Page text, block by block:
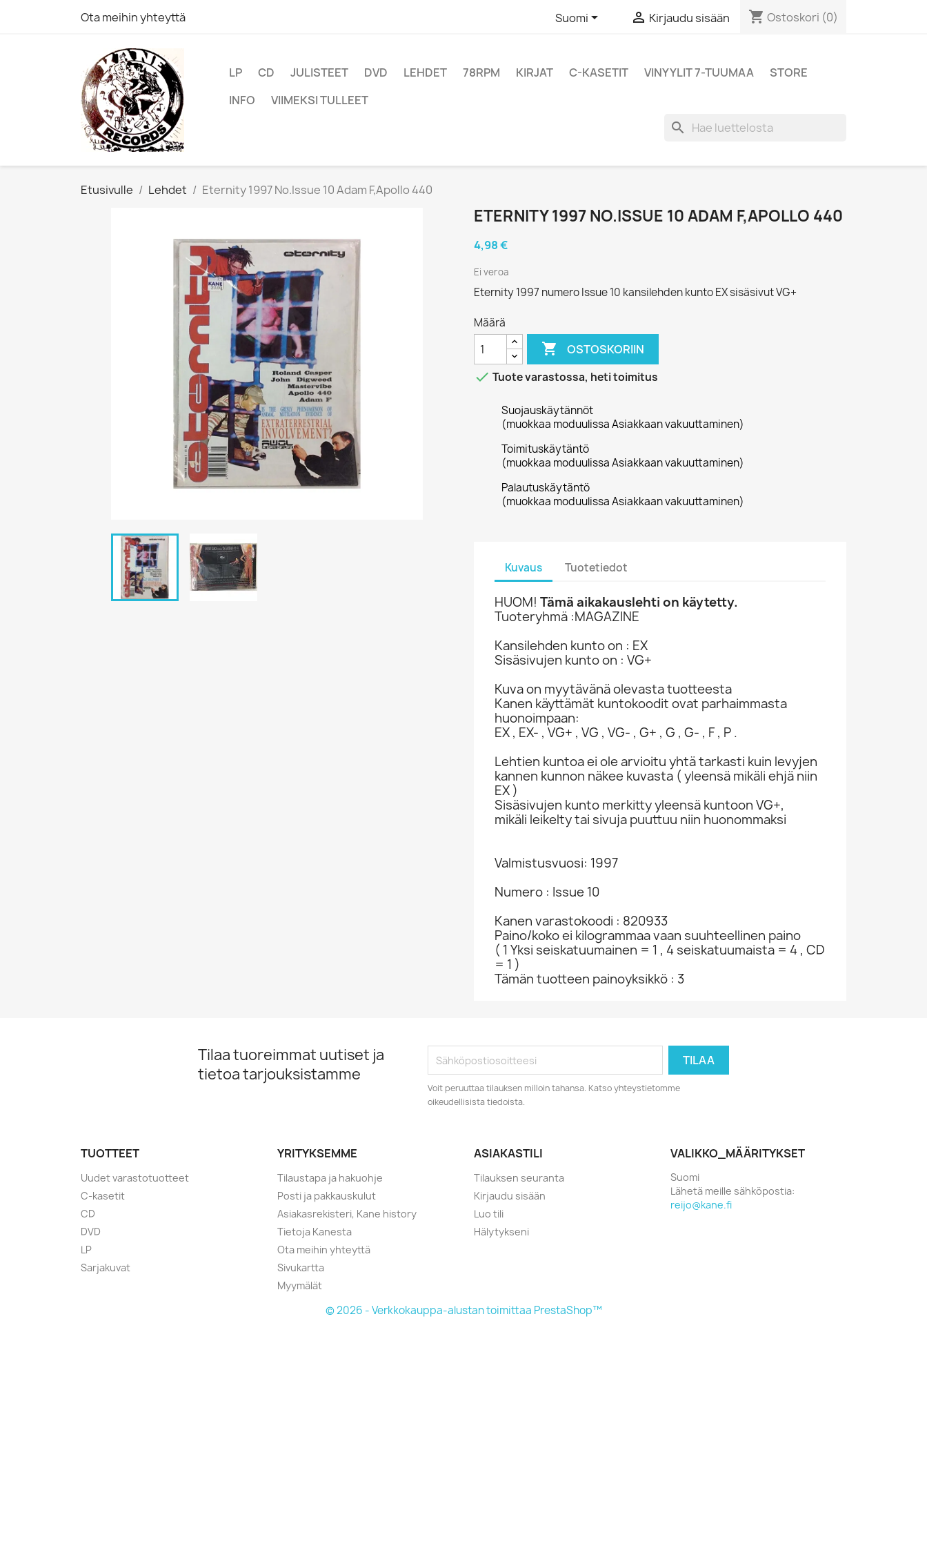
Ota meihin yhteyttä Suomi  Kirjaudu sisään shopping_cart Ostoskori (0)
LP CD JULISTEET DVD LEHDET 78RPM KIRJAT C-KASETIT VINYYLIT 7-TUUMAA
STORE
INFO
VIIMEKSI TULLEET
search
Etusivulle Lehdet Eternity 1997 No.Issue 10 Adam F,Apollo 440
ETERNITY 1997 NO.ISSUE 10 ADAM F,APOLLO 440
4,98 €
Ei veroa
Eternity 1997 numero Issue 10 kansilehden kunto EX sisäsivut VG+
Määrä
 OSTOSKORIIN
 Tuote varastossa, heti toimitus
Suojauskäytännöt
(muokkaa moduulissa Asiakkaan vakuuttaminen)
Toimituskäytäntö
(muokkaa moduulissa Asiakkaan vakuuttaminen)
Palautuskäytäntö
(muokkaa moduulissa Asiakkaan vakuuttaminen)
Kuvaus Tuotetiedot
HUOM! Tämä aikakauslehti on käytetty.
Tuoteryhmä :MAGAZINE
Kansilehden kunto on : EX
Sisäsivujen kunto on : VG+
Kuva on myytävänä olevasta tuotteesta
Kanen käyttämät kuntokoodit ovat parhaimmasta
huonoimpaan:
EX , EX- , VG+ , VG , VG- , G+ , G , G- , F , P .
Lehtien kuntoa ei ole arvioitu yhtä tarkasti kuin levyjen
kannen kunnon näkee kuvasta ( yleensä mikäli ehjä niin
EX )
Sisäsivujen kunto merkitty yleensä kuntoon VG+,
mikäli leikelty tai sivuja puuttuu niin huonommaksi
Valmistusvuosi: 1997
Numero : Issue 10
Kanen varastokoodi : 820933
Paino/koko ei kilogrammaa vaan suuhteellinen paino
( 1 Yksi seiskatuumainen = 1 , 4 seiskatuumaista = 4 , CD
= 1 )
Tämän tuotteen painoyksikkö : 3
Tilaa tuoreimmat uutiset ja
tietoa tarjouksistamme
Voit peruuttaa tilauksen milloin tahansa. Katso yhteystietomme
oikeudellisista tiedoista.
TUOTTEET
Uudet varastotuotteet
C-kasetit
CD
DVD
LP
Sarjakuvat
YRITYKSEMME
Tilaustapa ja hakuohje
Posti ja pakkauskulut
Asiakasrekisteri, Kane history
Tietoja Kanesta
Ota meihin yhteyttä
Sivukartta
Myymälät
ASIAKASTILI
Tilauksen seuranta
Kirjaudu sisään
Luo tili
Hälytykseni
VALIKKO_MÄÄRITYKSET
Suomi
Lähetä meille sähköpostia:
reijo@kane.fi
© 2026 - Verkkokauppa-alustan toimittaa PrestaShop™